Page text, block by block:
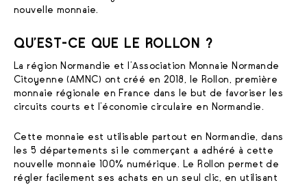
nouvelle monnaie.
QU’EST-CE QUE LE ROLLON ?
La région Normandie et l’Association Monnaie Normande
Citoyenne (AMNC) ont créé en 2018, le Rollon, première
monnaie régionale en France dans le but de favoriser les
circuits courts et l’économie circulaire en Normandie.
Cette monnaie est utilisable partout en Normandie, dans
les 5 départements si le commerçant a adhéré à cette
nouvelle monnaie 100% numérique. Le Rollon permet de
régler facilement ses achats en un seul clic, en utilisant